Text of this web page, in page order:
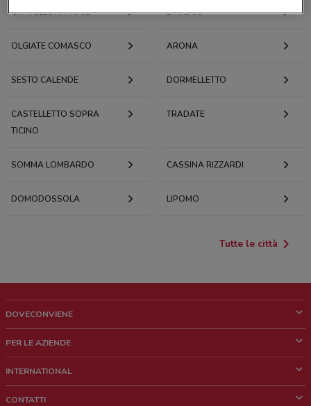
GRAVELLONA TOCE DAVERIO
OLGIATE COMASCO ARONA
SESTO CALENDE DORMELLETTO
CASTELLETTO SOPRA
TICINO
TRADATE
SOMMA LOMBARDO CASSINA RIZZARDI
DOMODOSSOLA LIPOMO
Tutte le città
DOVECONVIENE
Chi siamo
Lavora con noi
PER LE AZIENDE
Richieste commerciali e marketing
INTERNATIONAL
CONTATTI